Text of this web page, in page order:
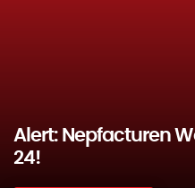
Alert: Nepfacturen
24!